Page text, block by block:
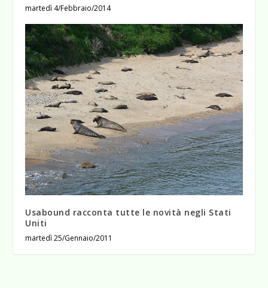
martedì 4/Febbraio/2014
Usabound racconta tutte le novità negli Stati
Uniti
martedì 25/Gennaio/2011